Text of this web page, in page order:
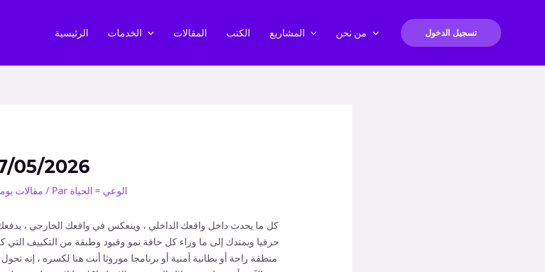
الرئيسية الخدمات المقالات الكتب المشاريع من نحن تسجيل الدخول
05/2026
مقالات / Par الوعي = الحياة
كل ما يحدث داخل واقعك الداخلي ، وينعكس في واقعك الخارجي ،
حرفيا ويمتدك إلى ما وراء كل حافة نمو وقيود وطبقة من التكييف التي
منطقة راحة أو بطانية أمنية أو برنامجا موروثا أنت هنا لكسره ، إنه تحول